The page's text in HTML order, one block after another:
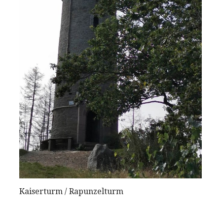
Kaiserturm / Rapunzelturm